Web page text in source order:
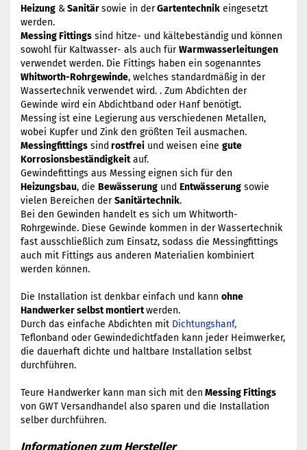
Heizung &Sanitärsowie in derGartentechnik eingesetzt
werden.
Messing Fittings sind hitze- und kältebeständig und können
sowohl für Kaltwasser- als auch fürWarmwasserleitungen
verwendet werden. Die Fittings haben ein sogenanntes
Whitworth-Rohrgewinde, welches standardmäßig in der
Wassertechnik verwendet wird. . Zum Abdichten der
Gewinde wird ein Abdichtband oder Hanf benötigt.
Messing ist eine Legierung aus verschiedenen Metallen,
wobei Kupfer und Zink den größten Teil ausmachen.
Messingfittings sind rostfrei und weisen eine gute
Korrosionsbeständigkeitauf.
Gewindefittings aus Messing eignen sich für den
Heizungsbau, die Bewässerung und Entwässerung sowie
vielen Bereichen derSanitärtechnik.
Bei den Gewinden handelt es sich um Whitworth-
Rohrgewinde. Diese Gewinde kommen in der Wassertechnik
fast ausschließlich zum Einsatz, sodass die Messingfittings
auch mit Fittings aus anderen Materialien kombiniert
werden können.
Die Installation ist denkbar einfach und kann ohne
Handwerker selbst montiertwerden.
Durch das einfache Abdichten mit Dichtungshanf,
Teflonband oder Gewindedichtfaden kann jeder Heimwerker,
die dauerhaft dichte und haltbare Installation selbst
durchführen.
​Teure Handwerker kann man sich mit den Messing Fittings
von GWT Versandhandel also sparen und die Installation
selber durchführen.